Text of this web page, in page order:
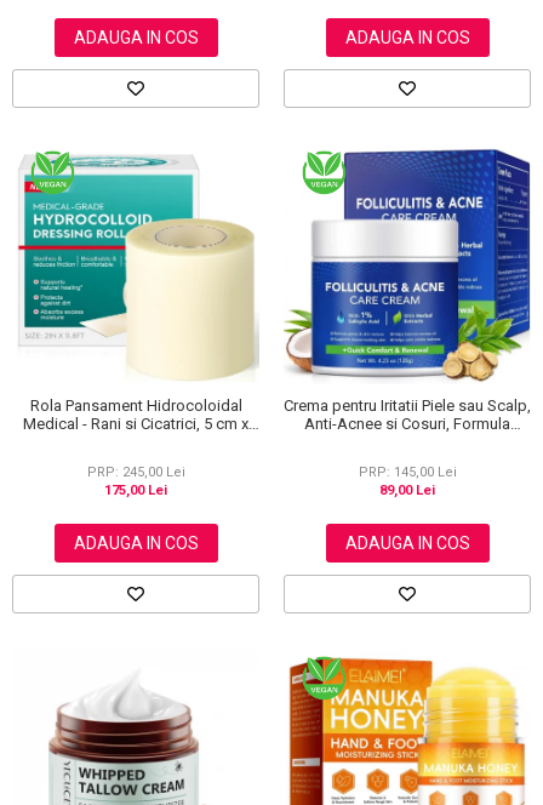
ADAUGA IN COS ADAUGA IN COS
Rola Pansament Hidrocoloidal
Medical - Rani si Cicatrici, 5 cm x
PRP: 245,00 Lei
175,00 Lei
ADAUGA IN COS
Crema pentru Iritatii Piele sau Scalp,
Anti-Acnee si Cosuri, Formula
PRP: 145,00 Lei
89,00 Lei
ADAUGA IN COS